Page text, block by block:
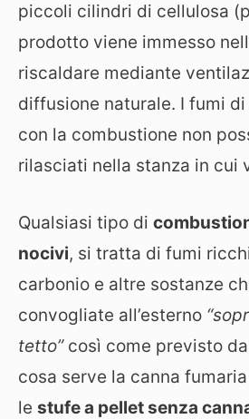
piccoli cilindri di cellulosa
prodotto viene immesso
riscaldare mediante
diffusione naturale. I fumi
con la combustione non
rilasciati nella stanza in cui
Qualsiasi tipo di
nocivi, si tratta di fumi
carbonio e altre sostanze
convogliate all’esterno
tetto”così come previsto
cosa serve la canna
le stufe a pellet senza